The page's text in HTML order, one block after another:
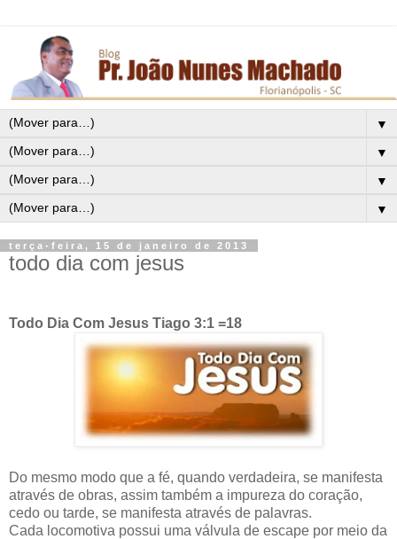
▼
▼
▼
▼
terça-feira, 15 de janeiro de 2013
todo dia com jesus
Todo Dia Com Jesus Tiago 3:1 =18
Do mesmo modo que a fé, quando verdadeira, se manifesta
através de obras, assim também a impureza do coração,
cedo ou tarde, se manifesta através de palavras.
Cada locomotiva possui uma válvula de escape por meio da